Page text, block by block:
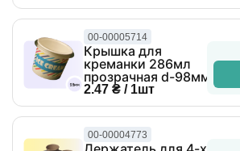
00-00005714
Крышка для
креманки 286мл
прозрачная d-98мм
2.47 ₴ / 1шт
00-00004773